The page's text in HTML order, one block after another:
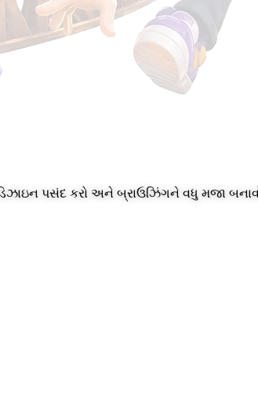
ડિઝાઇન પસંદ કરો અને બ્રાઉઝિંગને વધુ મજા